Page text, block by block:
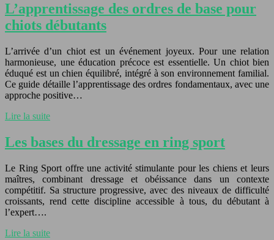
L’apprentissage des ordres de base pour
chiots débutants
L’arrivée d’un chiot est un événement joyeux. Pour une relation
harmonieuse, une éducation précoce est essentielle. Un chiot bien
éduqué est un chien équilibré, intégré à son environnement familial.
Ce guide détaille l’apprentissage des ordres fondamentaux, avec une
approche positive…
Lire la suite
Les bases du dressage en ring sport
Le Ring Sport offre une activité stimulante pour les chiens et leurs
maîtres, combinant dressage et obéissance dans un contexte
compétitif. Sa structure progressive, avec des niveaux de difficulté
croissants, rend cette discipline accessible à tous, du débutant à
l’expert….
Lire la suite